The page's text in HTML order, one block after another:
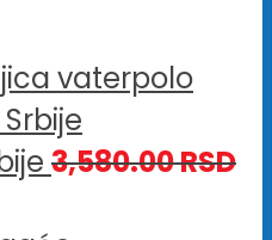
3,580.00RSD